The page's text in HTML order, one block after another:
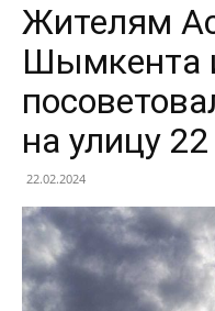
Жителям
Шымкента
на улицу
22.02.2024